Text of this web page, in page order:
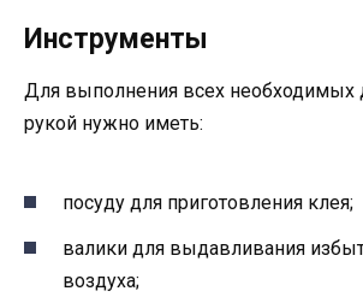
Инструменты
Для выполнения всех необходимых
рукой нужно иметь:
посуду для приготовления клея;
валики для выдавливания
воздуха;